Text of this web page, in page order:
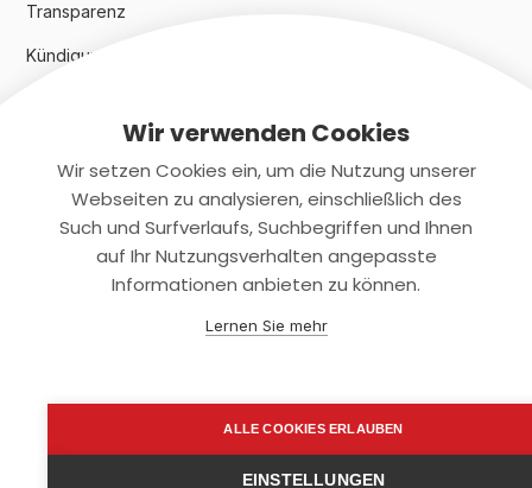
Transparenz
Kündigungsindex 2024
Rechtliches
Datenschutz
support@smartkuendigen.de
Wir verwenden Cookies
Wir setzen Cookies ein, um die Nutzung unserer
Webseiten zu analysieren, einschließlich des
Such und Surfverlaufs, Suchbegriffen und Ihnen
auf Ihr Nutzungsverhalten angepasste
Informationen anbieten zu können.
Lernen Sie mehr
ALLE COOKIES ERLAUBEN
EINSTELLUNGEN